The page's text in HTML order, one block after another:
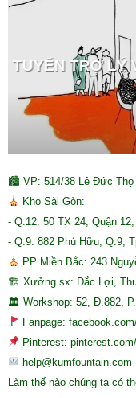
TUYỂN TRỢ LÝ
🏙 VP: 514/38 Lê Đức Thọ
Kho Sài Gòn:
- Q.12: 50 TX 24, Quận
- Q.9: 882 Phú Hữu, Q.9,
PP Miền Bắc: 243
🏗 Xưởng sx: Đắc Lợi,
🏛 Workshop: 52, Đ.882,
Fanpage:
Pinterest:
help@kumfountain.com
Làm thế nào chúng ta có